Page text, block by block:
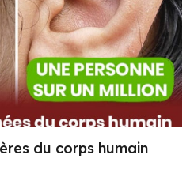
du corps humain